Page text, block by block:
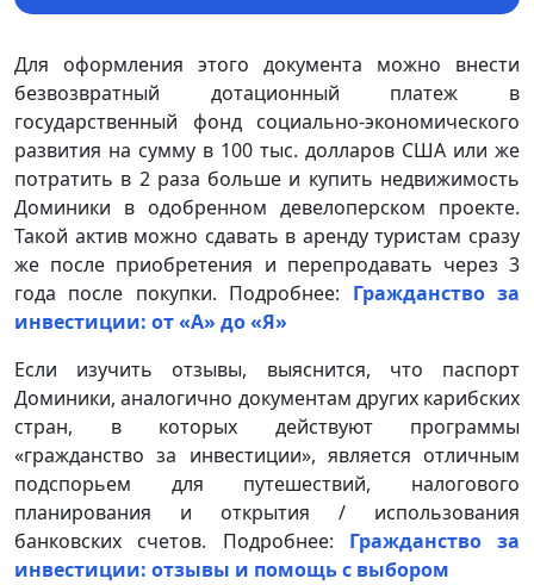
Для оформления этого документа можно внести
безвозвратный дотационный платеж в
государственный фонд социально-экономического
развития на сумму в 100 тыс. долларов США или же
потратить в 2 раза больше и купить недвижимость
Доминики в одобренном девелоперском проекте.
Такой актив можно сдавать в аренду туристам сразу
же после приобретения и перепродавать через 3
года после покупки. Подробнее: Гражданство за
инвестиции: от «А» до «Я»
Если изучить отзывы, выяснится, что паспорт
Доминики, аналогично документам других карибских
стран, в которых действуют программы
«гражданство за инвестиции», является отличным
подспорьем для путешествий, налогового
планирования и открытия / использования
банковских счетов. Подробнее: Гражданство за
инвестиции: отзывы и помощь с выбором